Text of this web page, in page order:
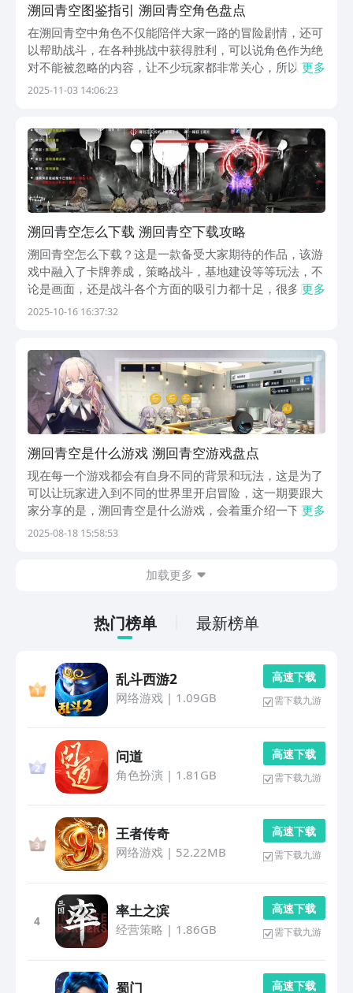
溯回青空图鉴指引 溯回青空角色盘点
在溯回青空中角色不仅能陪伴大家一路的冒险剧情，还可
以帮助战斗，在各种挑战中获得胜利，可以说角色作为绝
对不能被忽略的内容，让不少玩家都非常关心，所以下面
的这份溯回青空图鉴，就来带大家一起看一看不同的角色
更多
2025-11-03 14:06:23
溯回青空怎么下载 溯回青空下载攻略
溯回青空怎么下载？这是一款备受大家期待的作品，该游
戏中融入了卡牌养成，策略战斗，基地建设等等玩法，不
论是画面，还是战斗各个方面的吸引力都十足，很多朋友
不知道该游戏在哪里可以体验，感兴趣的朋友不妨点击下
更多
2025-10-16 16:37:32
溯回青空是什么游戏 溯回青空游戏盘点
现在每一个游戏都会有自身不同的背景和玩法，这是为了
可以让玩家进入到不同的世界里开启冒险，这一期要跟大
家分享的是，溯回青空是什么游戏，会着重介绍一下这个
游戏的背景以及玩法，每个玩家都可以通过这些内容对游
更多
2025-08-18 15:58:53
加载更多
热门榜单 最新榜单
乱斗西游2
网络游戏| 1.09GB
高 速 下 载
需下载九游
问道
角色扮演 | 1.81GB
高 速 下 载
需下载九游
王者传奇
网络游戏| 52.22MB
高 速 下 载
需下载九游
4
率土之滨
经营策略 | 1.86GB
高 速 下 载
需下载九游
蜀门 高 速 下 载